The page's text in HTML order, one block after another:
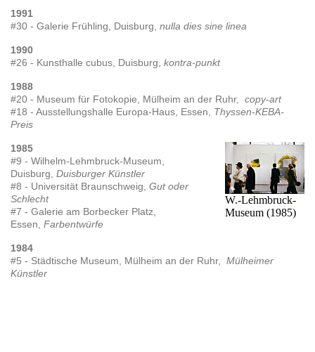
1991
#30 - Galerie Frühling, Duisburg, nulla dies sine linea
1990
#26 - Kunsthalle cubus, Duisburg, kontra-punkt
1988
#20 - Museum für Fotokopie, Mülheim an der Ruhr,
copy-art
#18 - Ausstellungshalle Europa-Haus, Essen,
Thyssen-KEBA-
Preis
W.-Lehmbruck-
Museum (1985)
1985
#9 - Wilhelm-Lehmbruck-Museum,
Duisburg, Duisburger Künstler
#8 - Universität Braunschweig, Gut oder
Schlecht
#7 - Galerie am Borbecker Platz,
Essen, Farbentwürfe
1984
#5 - Städtische Museum, Mülheim an der Ruhr,
Mülheimer
Künstler